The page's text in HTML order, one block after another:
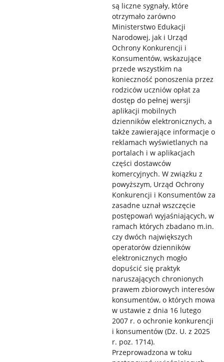
są liczne sygnały, które
otrzymało zarówno
Ministerstwo Edukacji
Narodowej, jak i Urząd
Ochrony Konkurencji i
Konsumentów, wskazujące
przede wszystkim na
konieczność ponoszenia przez
rodziców uczniów opłat za
dostęp do pełnej wersji
aplikacji mobilnych
dzienników elektronicznych, a
także zawierające informacje o
reklamach wyświetlanych na
portalach i w aplikacjach
części dostawców
komercyjnych. W związku z
powyższym, Urząd Ochrony
Konkurencji i Konsumentów za
zasadne uznał wszczęcie
postępowań wyjaśniających, w
ramach których zbadano m.in.
czy dwóch największych
operatorów dzienników
elektronicznych mogło
dopuścić się praktyk
naruszających chronionych
prawem zbiorowych interesów
konsumentów, o których mowa
w ustawie z dnia 16 lutego
2007 r. o ochronie konkurencji
i konsumentów (Dz. U. z 2025
r. poz. 1714).
Przeprowadzona w toku